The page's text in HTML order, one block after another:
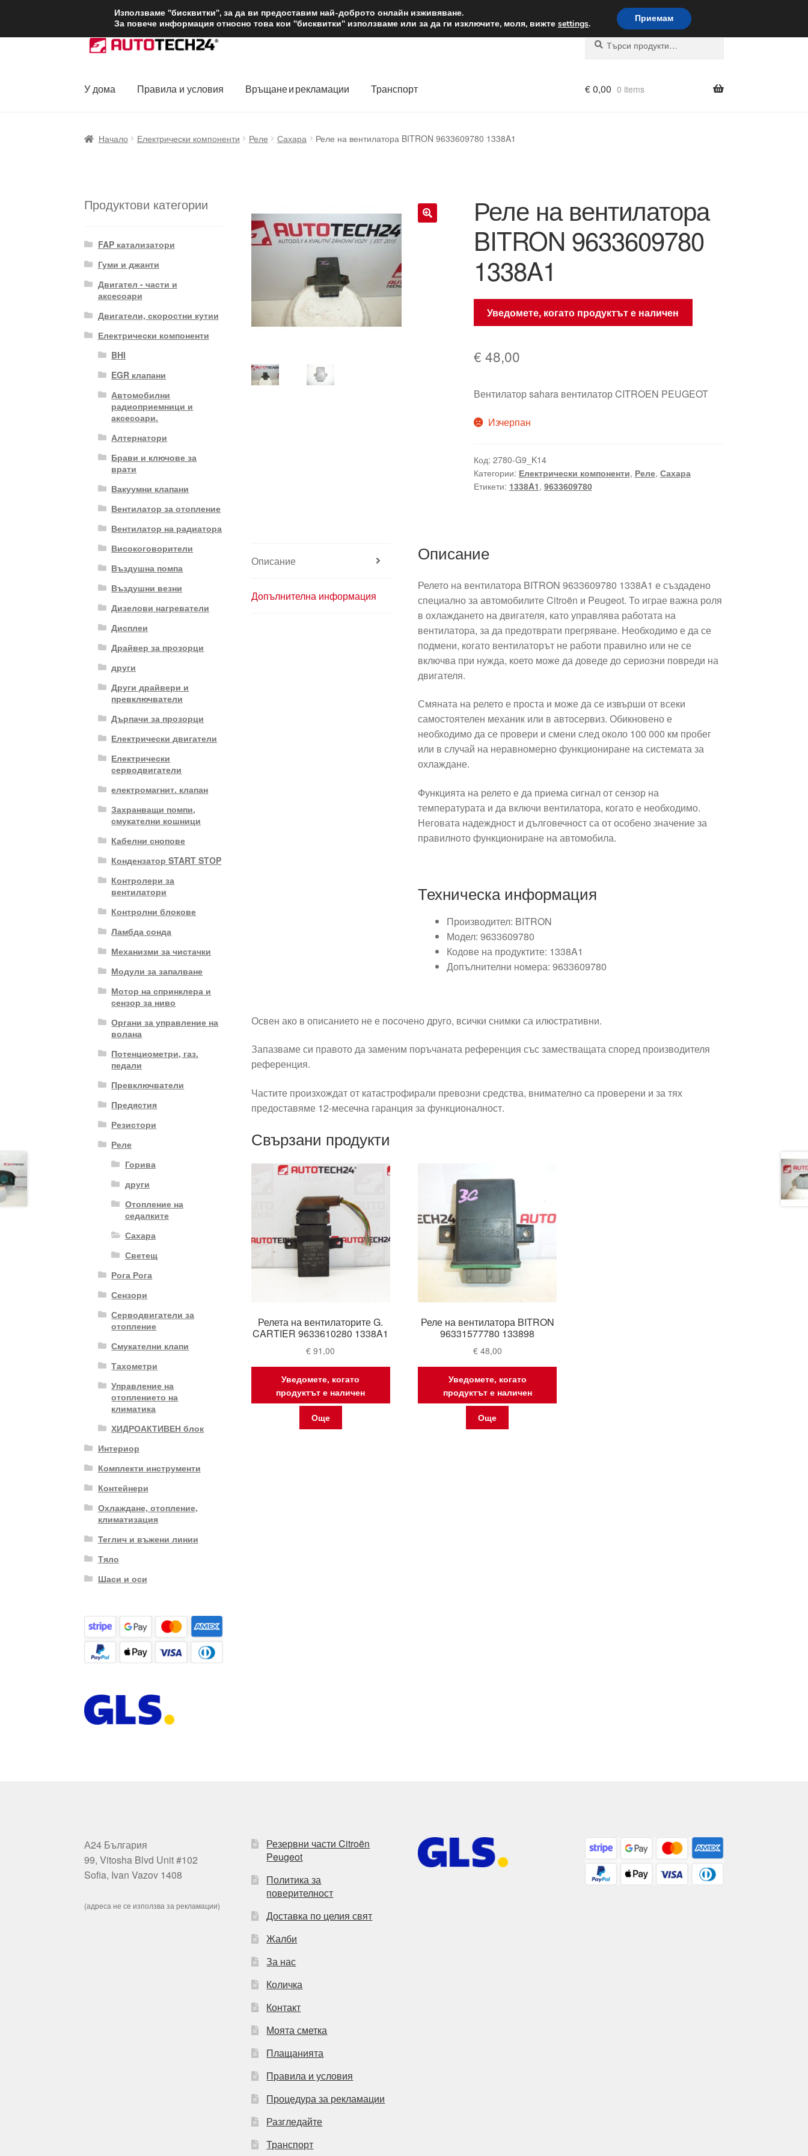
ДОСТАВКА от 12 лв. Доставка по целия свят
Skip
to
Skip
to
Търсене
Търсене
У дома Правила и условия Връщане и рекламации Транспорт €0,00 0 items
Начало Електрически компоненти Реле Сахара Реле на вентилатора BITRON 9633609780 1338A1
Реле на вентилатора
BITRON 9633609780
1338A1
Уведомете, когато продуктът е наличен
€ 48,00
Вентилатор sahara вентилатор CITROEN PEUGEOT
Изчерпан
Код: 2780-G9_K14
Категории: Електрически компоненти, Реле, Сахара
Етикети: 1338A1, 9633609780
Описание
Допълнителна информация
Описание
Релето на вентилатора BITRON 9633609780 1338A1 е създадено
специално за автомобилите Citroën и Peugeot. То играе важна роля
в охлаждането на двигателя, като управлява работата на
вентилатора, за да предотврати прегряване. Необходимо е да се
подмени, когато вентилаторът не работи правилно или не се
включва при нужда, което може да доведе до сериозни повреди на
двигателя.
Смяната на релето е проста и може да се извърши от всеки
самостоятелен механик или в автосервиз. Обикновено е
необходимо да се провери и смени след около 100 000 км пробег
или в случай на неравномерно функциониране на системата за
охлаждане.
Функцията на релето е да приема сигнал от сензор на
температурата и да включи вентилатора, когато е необходимо.
Неговата надеждност и дълговечност са от особено значение за
правилното функциониране на автомобила.
Техническа информация
Производител: BITRON
Модел: 9633609780
Кодове на продуктите: 1338A1
Допълнителни номера: 9633609780
Освен ако в описанието не е посочено друго, всички снимки са илюстративни.
Запазваме си правото да заменим поръчаната референция със заместващата според производителя
референция.
Частите произхождат от катастрофирали превозни средства, внимателно са проверени и за тях
предоставяме 12-месечна гаранция за функционалност.
Свързани продукти
Релета на вентилаторите G.
CARTIER 9633610280 1338A1
€ 91,00
Уведомете, когато
продуктът е наличен
Още
Реле на вентилатора BITRON
96331577780 133898
€48,00
Уведомете, когато
продуктът е наличен
Още
Продуктови категории
FAP катализатори
Гуми и джанти
Двигател - части и
аксесоари
Двигатели, скоростни кутии
Електрически компоненти
BHI
EGR клапани
Автомобилни
радиоприемници и
аксесоари.
Алтернатори
Брави и ключове за
врати
Вакуумни клапани
Вентилатор за отопление
Вентилатор на радиатора
Високоговорители
Въздушна помпа
Въздушни везни
Дизелови нагреватели
Дисплеи
Драйвер за прозорци
други
Други драйвери и
превключватели
Дърпачи за прозорци
Електрически двигатели
Електрически
серводвигатели
електромагнит. клапан
Захранващи помпи,
смукателни кошници
Кабелни снопове
Кондензатор START STOP
Контролери за
вентилатори
Контролни блокове
Ламбда сонда
Механизми за чистачки
Модули за запалване
Мотор на спринклера и
сензор за ниво
Органи за управление на
волана
Потенциометри, газ.
педали
Превключватели
Предястия
Резистори
Реле
Горива
други
Отопление на
седалките
Сахара
Светещ
Рога Рога
Сензори
Серводвигатели за
отопление
Смукателни клапи
Тахометри
Управление на
отоплението на
климатика
ХИДРОАКТИВЕН блок
Интериор
Комплекти инструменти
Контейнери
Охлаждане, отопление,
климатизация
Теглич и въжени линии
Тяло
Шаси и оси
А24 България
99, Vitosha Blvd Unit #102
Sofia, Ivan Vazov 1408
(адреса не се използва за рекламации)
Резервни части Citroën
Peugeot
Политика за
поверителност
Доставка по целия свят
Жалби
За нас
Количка
Контакт
Моята сметка
Плащанията
Правила и условия
Процедура за рекламации
Разгледайте
Транспорт
Използваме "бисквитки", за да ви предоставим най-доброто онлайн изживяване.
За повече информация относно това кои "бисквитки" използваме или за да ги изключите, моля, вижте settings. Приемам